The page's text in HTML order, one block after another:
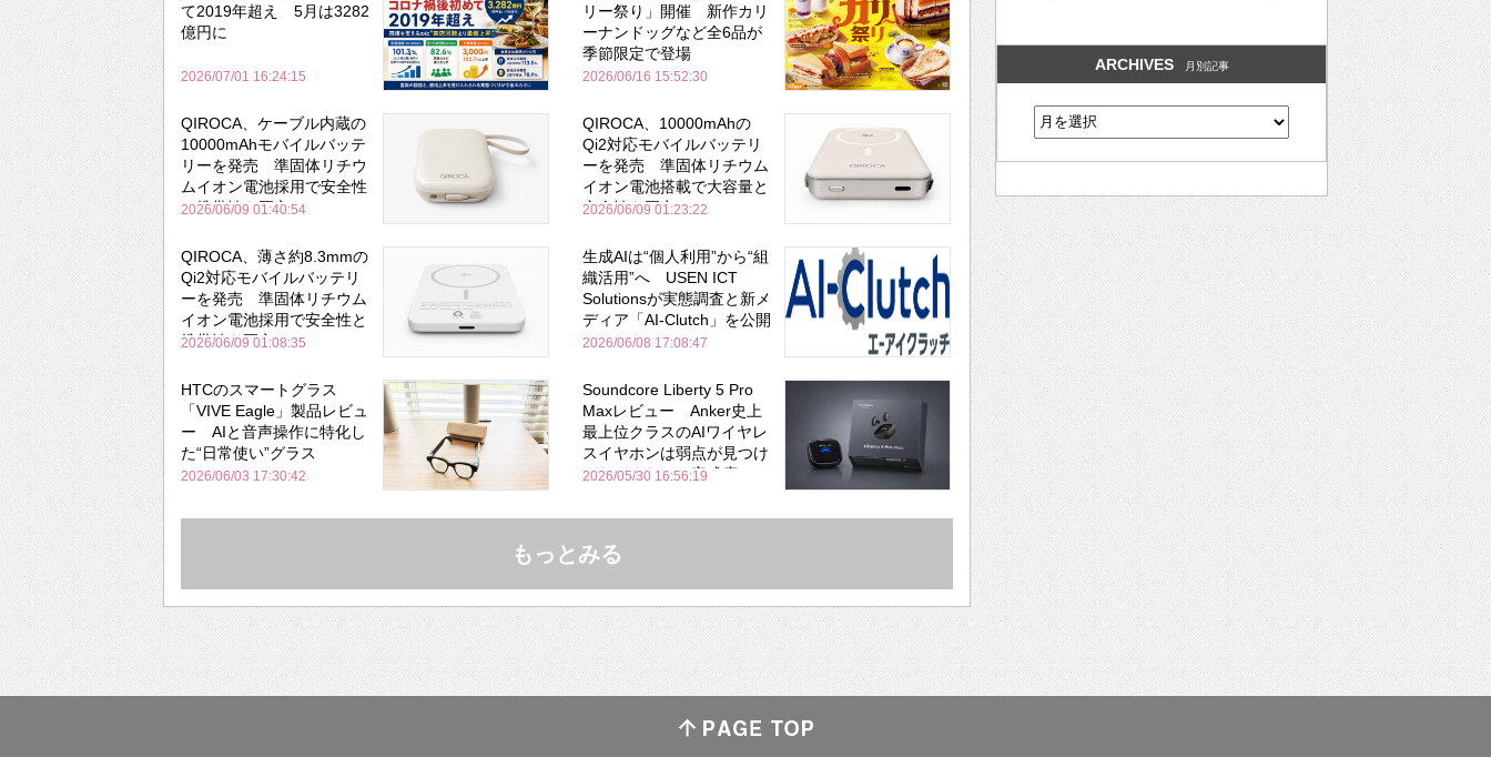
て2019年超え 5月は3282
億円に
2026/07/01 16:24:15
リー祭り」開催 新作カリ
ーナンドッグなど全6品が
季節限定で登場
2026/06/16 15:52:30
QIROCA、ケーブル内蔵の
10000mAhモバイルバッテ
リーを発売 準固体リチウ
ムイオン電池採用で安全性
と携帯性を両立
2026/06/09 01:40:54
QIROCA、10000mAhの
Qi2対応モバイルバッテリ
ーを発売 準固体リチウム
イオン電池搭載で大容量と
安全性を両立
2026/06/09 01:23:22
QIROCA、薄さ約8.3mmの
Qi2対応モバイルバッテリ
ーを発売 準固体リチウム
イオン電池採用で安全性と
携帯性を両立
2026/06/09 01:08:35
生成AIは“個人利用”から“組
織活用”へ USEN ICT
Solutionsが実態調査と新メ
ディア「AI-Clutch」を公開
2026/06/08 17:08:47
HTCのスマートグラス
「VIVE Eagle」製品レビュ
ー AIと音声操作に特化し
た“日常使い”グラス
2026/06/03 17:30:42
Soundcore Liberty 5 Pro
Maxレビュー Anker史上
最上位クラスのAIワイヤレ
スイヤホンは弱点が見つけ
づらいくらいの完成度にび
Bose並み
2026/05/30 16:56:19
もっとみる
ARCHIVES 月別記事